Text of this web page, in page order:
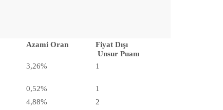
Azami Oran
Fiyat Dışı
Unsur Puanı
3,26% 1
0,52%
1
4,88%
2